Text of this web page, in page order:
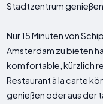
Stadtzentrum genießen.
Nur 15 Minuten von
Amsterdam zu bieten
komfortable, kürzlich
Restaurant à la carte
genießen oder aus der